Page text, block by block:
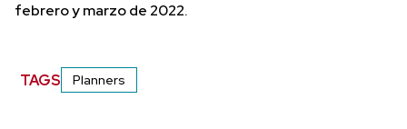
febrero y marzo de 2022.
TAGS Planners